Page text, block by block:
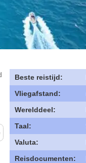
Beste reistijd:
Vliegafstand:
Werelddeel:
Taal:
Valuta:
Reisdocumenten: